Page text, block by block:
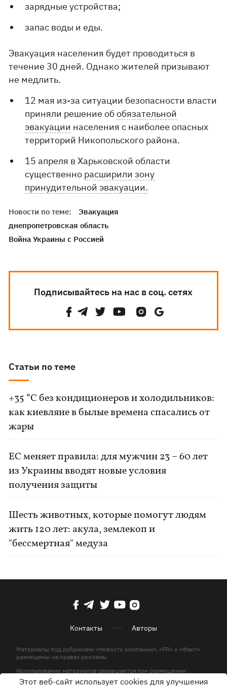
зарядные устройства;
запас воды и еды.
Эвакуация населения будет проводиться в
течение 30 дней. Однако жителей призывают
не медлить.
12 мая из-за ситуации безопасности власти
приняли решение обобязательной
эвакуации населения с наиболее опасных
территорий Никопольского района.
15 апреля в Харьковской области
существенно расширили зону
принудительной эвакуации.
Новости по теме:
Эвакуация
днепропетровская область
Война Украины с Россией
Подписывайтесь на нас в соц. сетях
Статьи по теме
+35 °C без кондиционеров и холодильников:
как киевляне в былые времена спасались от
жары
ЕС меняет правила: для мужчин 23 – 60 лет
из Украины вводят новые условия
получения защиты
Шесть животных, которые помогут людям
жить 120 лет: акула, землекоп и
"бессмертная" медуза
Контакты Авторы
Материалы под рубриками «Новости компании», «PR» и «Факт»
размещены на правах рекламы
Использование материалов разрешается при размещении
активной гиперссылки на KP.UA в первом абзаце.
Этот веб-сайт использует cookies для улучшения